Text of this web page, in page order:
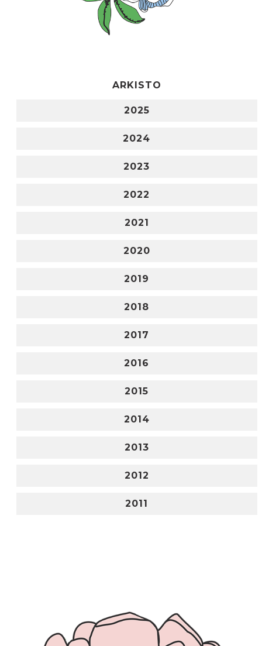
ARKISTO
2025
2024
2023
2022
2021
2020
2019
2018
2017
2016
2015
2014
2013
2012
2011